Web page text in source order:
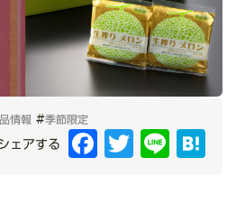
情報 #季節限定
ェアする Facebook
Twitter Line